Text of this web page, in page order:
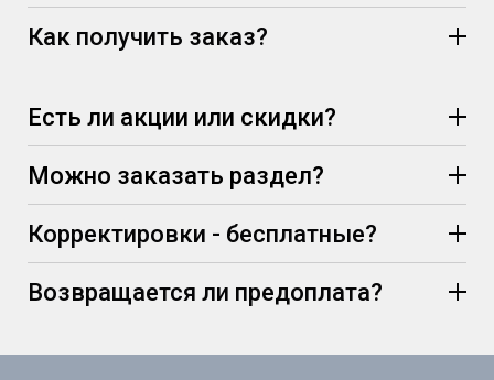
Как получить заказ?
Есть ли акции или скидки?
Можно заказать раздел?
Корректировки - бесплатные?
Возвращается ли предоплата?